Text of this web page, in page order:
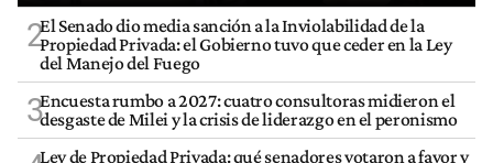
2El Senado dio media sanción a la Inviolabilidad de la
Propiedad Privada: el Gobierno tuvo que ceder en la Ley
del Manejo del Fuego
3Encuesta rumbo a 2027: cuatro consultoras midieron el
desgaste de Milei y la crisis de liderazgo en el peronismo
Ley de Propiedad Privada: qué senadores votaron a favor y